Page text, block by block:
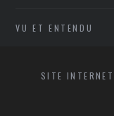
VU ET ENTENDU
SITE